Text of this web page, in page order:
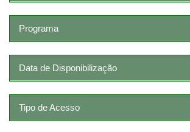
Programa
Data de Disponibilização
Tipo de Acesso